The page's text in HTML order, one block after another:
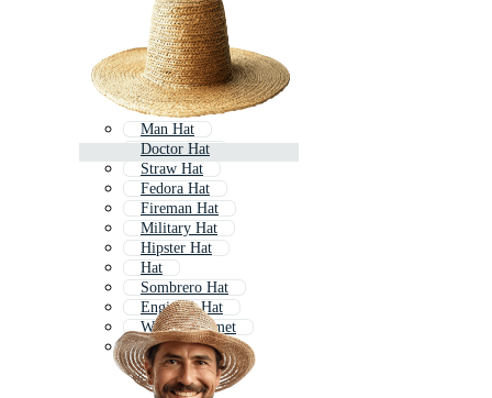
Man Hat
Doctor Hat
Straw Hat
Fedora Hat
Fireman Hat
Military Hat
Hipster Hat
Hat
Sombrero Hat
Engineer Hat
Worker Helmet
Professor Hat